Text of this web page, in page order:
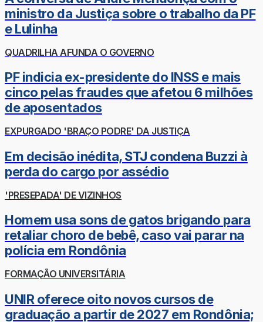
ministro da Justiça sobre o trabalho da PF
e Lulinha
QUADRILHA AFUNDA O GOVERNO
PF indicia ex-presidente do INSS e mais
cinco pelas fraudes que afetou 6 milhões
de aposentados
EXPURGADO 'BRAÇO PODRE' DA JUSTIÇA
Em decisão inédita, STJ condena Buzzi à
perda do cargo por assédio
'PRESEPADA' DE VIZINHOS
Homem usa sons de gatos brigando para
retaliar choro de bebê, caso vai parar na
polícia em Rondônia
FORMAÇÃO UNIVERSITÁRIA
UNIR oferece oito novos cursos de
graduação a partir de 2027 em Rondônia;